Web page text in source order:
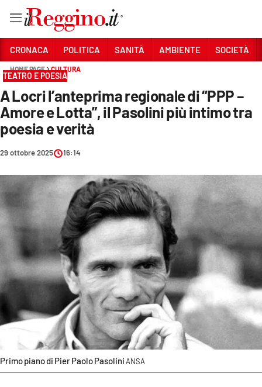
Sezioni
CRONACA
POLITICA
SANITÀ
AMBIENTE
CULTURA
ECONOMIA E LAVORO
EVENTI
Streaming
CRONACA POLITICA SANITÀ AMBIENTE SOCIETÀ
HOME PAGE CULTURA
TEATRO E POESIA
A Locri l’anteprima regionale di “PPP –
Amore e Lotta”, il Pasolini più intimo tra
poesia e verità
Primo piano di Pier Paolo PasoliniANSA
29 ottobre 2025 16:14